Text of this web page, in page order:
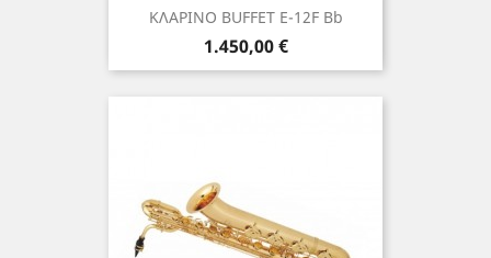
ΚΛΑΡΙΝΟ BUFFET E-12F Bb
Τιμή
1.450,00 €